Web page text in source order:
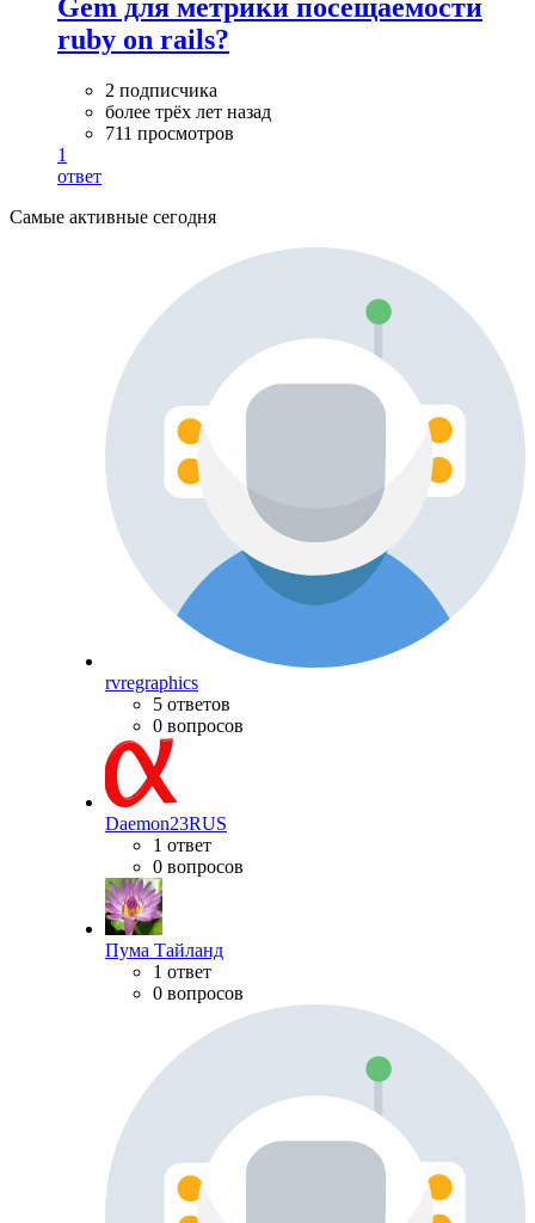
Gem для метрики посещаемости
ruby on rails?
2 подписчика
более трёх лет назад
711 просмотров
1
ответ
Самые активные сегодня
rvregraphics
5 ответов
0 вопросов
Daemon23RUS
1 ответ
0 вопросов
Пума Тайланд
1 ответ
0 вопросов